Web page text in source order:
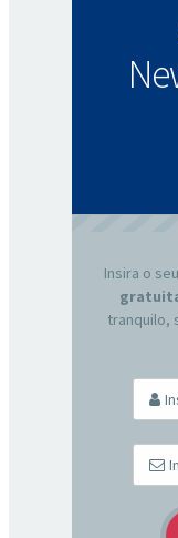
Insira o
tranquilo,